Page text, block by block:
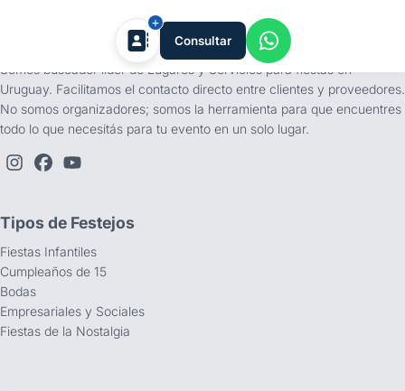
Consultar
tufiesta.com.uy
Somos buscador líder de Lugares y Servicios para fiestas en
Uruguay. Facilitamos el contacto directo entre clientes y proveedores.
No somos organizadores; somos la herramienta para que encuentres
todo lo que necesitás para tu evento en un solo lugar.
Tipos de Festejos
Fiestas Infantiles
Cumpleaños de 15
Bodas
Empresariales y Sociales
Fiestas de la Nostalgia